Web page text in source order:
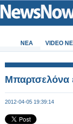
ΝΕΑ VIDEO
Μπαρτσελόνα
2012-04-05 19:39:14